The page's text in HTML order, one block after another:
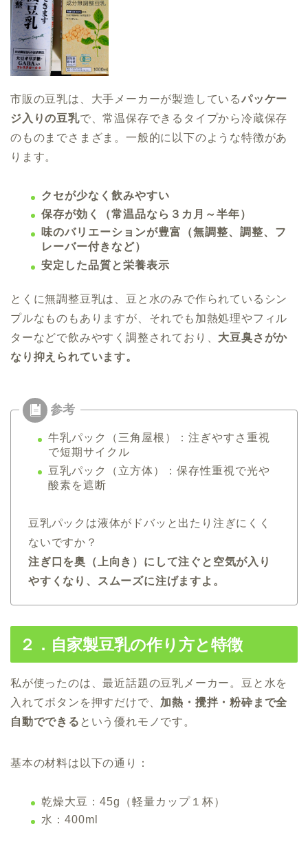
市販の豆乳は、大手メーカーが製造しているパッケー
ジ入りの豆乳で、常温保存できるタイプから冷蔵保存
のものまでさまざま。一般的に以下のような特徴があ
ります。
クセが少なく飲みやすい
保存が効く（常温品なら３カ月～半年）
味のバリエーションが豊富（無調整、調整、フ
レーバー付きなど）
安定した品質と栄養表示
とくに無調整豆乳は、豆と水のみで作られているシン
プルなものもありますが、それでも加熱処理やフィル
ターなどで飲みやすく調整されており、 大豆臭さがか
なり抑えられています。
牛乳パック（三角屋根）：注ぎやすさ重視
で短期サイクル
豆乳パック（立方体）：保存性重視で光や
酸素を遮断
豆乳パックは液体がドバッと出たり注ぎにくく
ないですか？
注ぎ口を奥（上向き）にして注ぐと空気が入り
やすくなり、スムーズに注げますよ。
２．自家製豆乳の作り方と特徴
私が使ったのは、最近話題の豆乳メーカー。豆と水を
入れてボタンを押すだけで、 加熱・攪拌・粉砕まで全
自動でできる という優れモノです。
基本の材料は以下の通り：
乾燥大豆：45g（軽量カップ１杯）
水：400ml